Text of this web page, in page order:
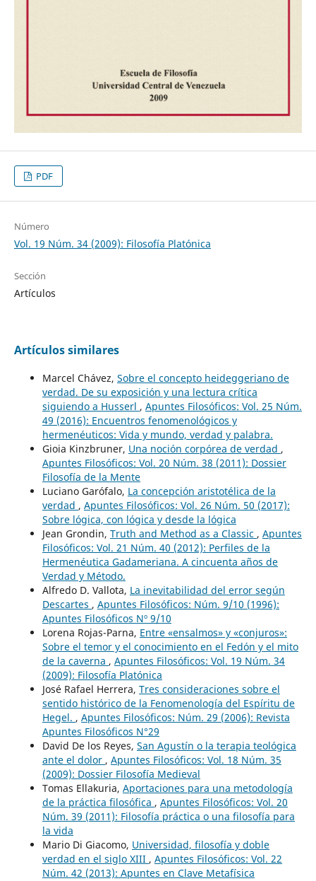
PDF
Número
Vol. 19 Núm. 34 (2009): Filosofía Platónica
Sección
Artículos
Artículos similares
Marcel Chávez, Sobre el concepto heideggeriano de
verdad. De su exposición y una lectura crítica
siguiendo a Husserl , Apuntes Filosóficos: Vol. 25 Núm.
49 (2016): Encuentros fenomenológicos y
hermenéuticos: Vida y mundo, verdad y palabra.
Gioia Kinzbruner, Una noción corpórea de verdad ,
Apuntes Filosóficos: Vol. 20 Núm. 38 (2011): Dossier
Filosofía de la Mente
Luciano Garófalo, La concepción aristotélica de la
verdad , Apuntes Filosóficos: Vol. 26 Núm. 50 (2017):
Sobre lógica, con lógica y desde la lógica
Jean Grondin, Truth and Method as a Classic , Apuntes
Filosóficos: Vol. 21 Núm. 40 (2012): Perfiles de la
Hermenéutica Gadameriana. A cincuenta años de
Verdad y Método.
Alfredo D. Vallota, La inevitabilidad del error según
Descartes , Apuntes Filosóficos: Núm. 9/10 (1996):
Apuntes Filosóficos Nº 9/10
Lorena Rojas-Parna, Entre «ensalmos» y «conjuros»:
Sobre el temor y el conocimiento en el Fedón y el mito
de la caverna , Apuntes Filosóficos: Vol. 19 Núm. 34
(2009): Filosofía Platónica
José Rafael Herrera, Tres consideraciones sobre el
sentido histórico de la Fenomenología del Espíritu de
Hegel. , Apuntes Filosóficos: Núm. 29 (2006): Revista
Apuntes Filosóficos N°29
David De los Reyes, San Agustín o la terapia teológica
ante el dolor , Apuntes Filosóficos: Vol. 18 Núm. 35
(2009): Dossier Filosofía Medieval
Tomas Ellakuria, Aportaciones para una metodología
de la práctica filosófica , Apuntes Filosóficos: Vol. 20
Núm. 39 (2011): Filosofía práctica o una filosofía para
la vida
Mario Di Giacomo, Universidad, filosofía y doble
verdad en el siglo XIII , Apuntes Filosóficos: Vol. 22
Núm. 42 (2013): Apuntes en Clave Metafísica